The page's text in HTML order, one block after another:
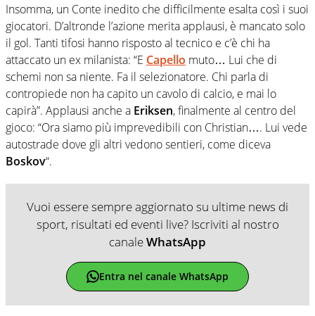
Insomma, un Conte inedito che difficilmente esalta così i suoi
giocatori. D’altronde l’azione merita applausi, è mancato solo
il gol. Tanti tifosi hanno risposto al tecnico e c’è chi ha
attaccato un ex milanista: “E Capello muto… Lui che di
schemi non sa niente. Fa il selezionatore. Chi parla di
contropiede non ha capito un cavolo di calcio, e mai lo
capirà”. Applausi anche a Eriksen, finalmente al centro del
gioco: “Ora siamo più imprevedibili con Christian…. Lui vede
autostrade dove gli altri vedono sentieri, come diceva
Boskov“.
Vuoi essere sempre aggiornato su ultime news di
sport, risultati ed eventi live? Iscriviti al nostro
canaleWhatsApp
Entra nel canale WhatsApp